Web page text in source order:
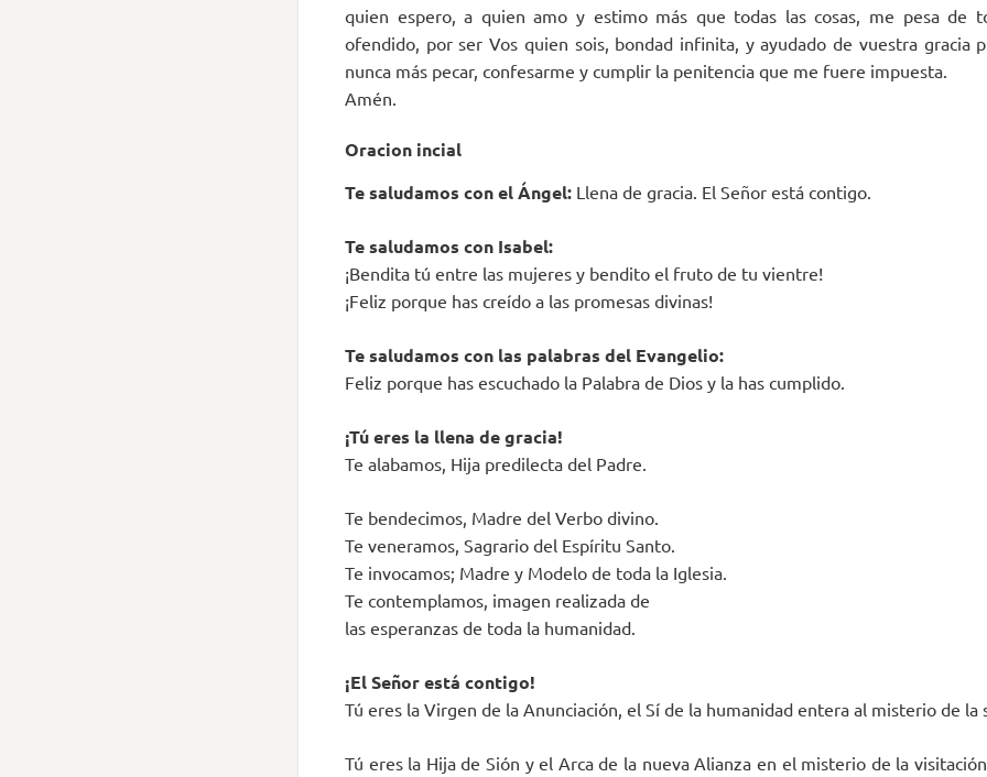
quien espero, a quien amo y estimo más que todas las cosas, me pesa de
ofendido, por ser Vos quien sois, bondad infinita, y ayudado de vuestra gracia
nunca más pecar, confesarme y cumplir la penitencia que me fuere impuesta.
Amén.
Oracion incial
Te saludamos con el Ángel: Llena de gracia. El Señor está contigo.
Te saludamos con Isabel:
¡Bendita tú entre las mujeres y bendito el fruto de tu vientre!
¡Feliz porque has creído a las promesas divinas!
Te saludamos con las palabras del Evangelio:
Feliz porque has escuchado la Palabra de Dios y la has cumplido.
¡Tú eres la llena de gracia!
Te alabamos, Hija predilecta del Padre.
Te bendecimos, Madre del Verbo divino.
Te veneramos, Sagrario del Espíritu Santo.
Te invocamos; Madre y Modelo de toda la Iglesia.
Te contemplamos, imagen realizada de
las esperanzas de toda la humanidad.
¡El Señor está contigo!
Tú eres la Virgen de la Anunciación, el Sí de la humanidad entera al misterio de la
Tú eres la Hija de Sión y el Arca de la nueva Alianza en el misterio de la